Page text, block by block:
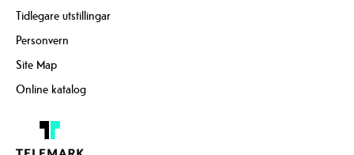
Tidlegare utstillingar
Personvern
Site Map
Online katalog